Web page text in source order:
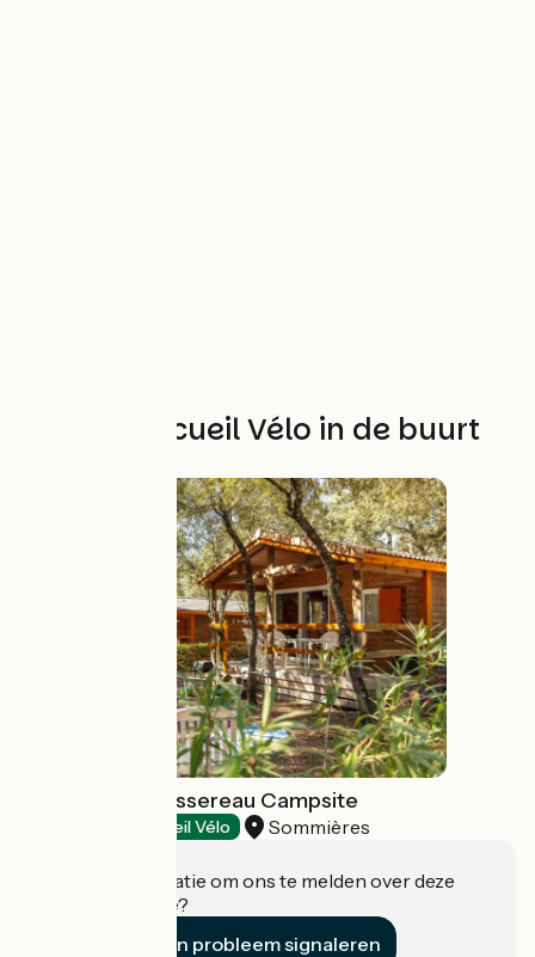
Andere Accueil Vélo in de buurt
Domaine de Massereau Campsite
Accueil Vélo Sommières
Heeft u informatie om ons te melden over deze
accommodatie?
Een probleem signaleren